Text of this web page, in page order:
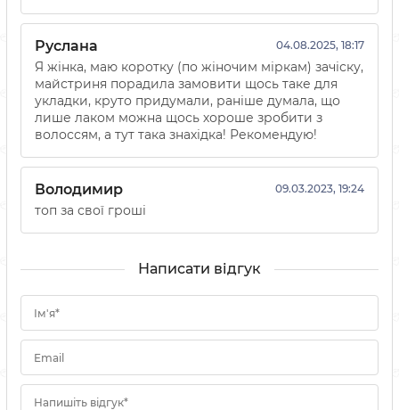
Руслана 04.08.2025, 18:17
Я жінка, маю коротку (по жіночим міркам) зачіску,
майстриня порадила замовити щось таке для
укладки, круто придумали, раніше думала, що
лише лаком можна щось хороше зробити з
волоссям, а тут така знахідка! Рекомендую!
Володимир 09.03.2023, 19:24
топ за свої гроші
Написати відгук
Ім'я*
Email
Напишіть відгук*